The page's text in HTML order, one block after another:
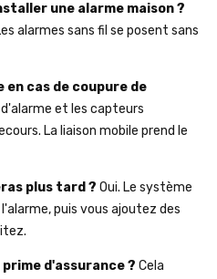
une alarme maison ?
alarmes sans fil se posent sans
cas de coupure de
et les capteurs
La liaison mobile prend le
plus tard ? Oui. Le système
puis vous ajoutez des
d'assurance ? Cela